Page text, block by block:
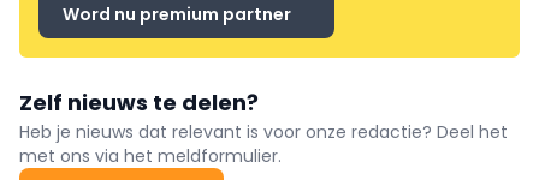
Word nu premium partner
Zelf nieuws te delen?
Heb je nieuws dat relevant is voor onze redactie? Deel het
met ons via het meldformulier.